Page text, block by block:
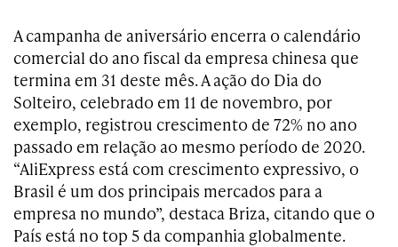
A campanha de aniversário encerra o calendário
comercial do ano fiscal da empresa chinesa que
termina em 31 deste mês. A ação do Dia do
Solteiro, celebrado em 11 de novembro, por
exemplo, registrou crescimento de 72% no ano
passado em relação ao mesmo período de 2020.
“AliExpress está com crescimento expressivo, o
Brasil é um dos principais mercados para a
empresa no mundo”, destaca Briza, citando que o
País está no top 5 da companhia globalmente.